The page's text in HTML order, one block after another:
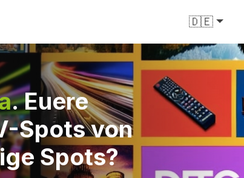
🇩🇪
. Euere
Spots von
Spots?